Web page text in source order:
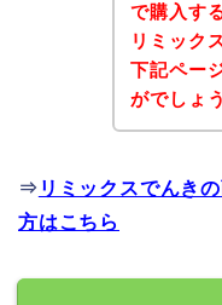
で購入す
リミック
下記ペー
がでしょ
⇒ リミックスでんき
方はこちら